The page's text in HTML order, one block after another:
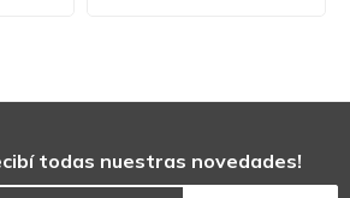
todas nuestras novedades!